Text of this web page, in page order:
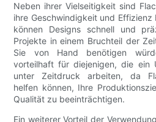
Neben ihrer Vielseitigkeit sind
ihre Geschwindigkeit und Effizienz
können Designs schnell und
Projekte in einem Bruchteil der
Sie von Hand benötigen
vorteilhaft für diejenigen, die ein
unter Zeitdruck arbeiten, da
helfen können, Ihre
Qualität zu beeinträchtigen.
Ein weiterer Vorteil der